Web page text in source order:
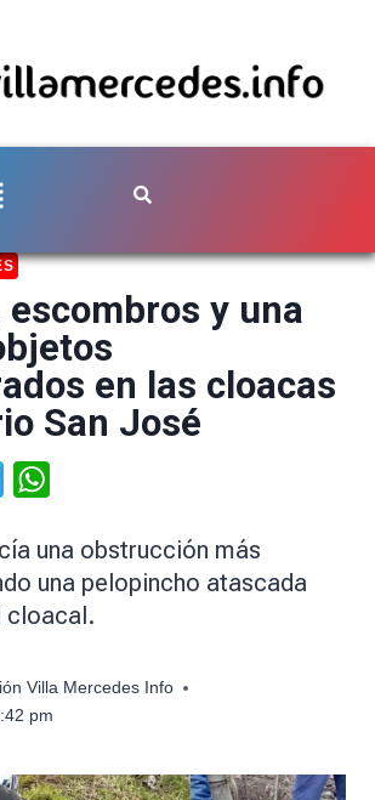
escombros y una
en las cloacas
San José
Telegram
una obstrucción más
una pelopincho atascada
cloacal.
Villa Mercedes Info
pm